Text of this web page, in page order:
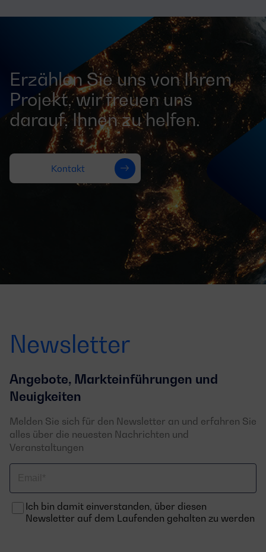
Erzählen Sie uns von Ihrem
Projekt, wir freuen uns
darauf, Ihnen zu helfen.
Kontakt
Newsletter
Angebote, Markteinführungen und
Neuigkeiten
Melden Sie sich für den Newsletter an und erfahren Sie
alles über die neuesten Nachrichten und
Veranstaltungen
Ich bin damit einverstanden, über diesen
Newsletter auf dem Laufenden gehalten zu werden